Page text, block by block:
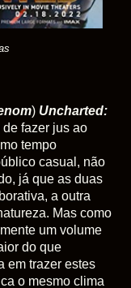
) Uncharted:
fazer jus ao
tempo
casual, não
já que as duas
a outra
Mas como
um volume
do que
em trazer estes
o mesmo clima